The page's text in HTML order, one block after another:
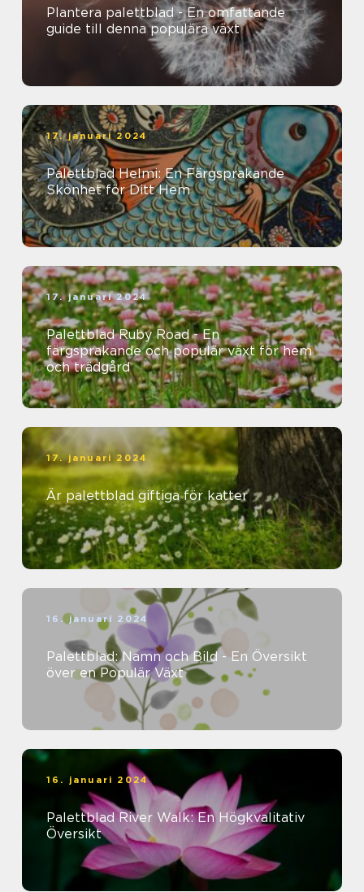
Plantera palettblad - En omfattande
guide till denna populära växt
17. januari 2024
Palettblad Helmi: En Färgsprakande
Skönhet för Ditt Hem
17. januari 2024
Palettblad Ruby Road - En
färgsprakande och populär växt för hem
och trädgård
17. januari 2024
Är palettblad giftiga för katter
16. januari 2024
Palettblad: Namn och Bild - En Översikt
över en Populär Växt
16. januari 2024
Palettblad River Walk: En Högkvalitativ
Översikt